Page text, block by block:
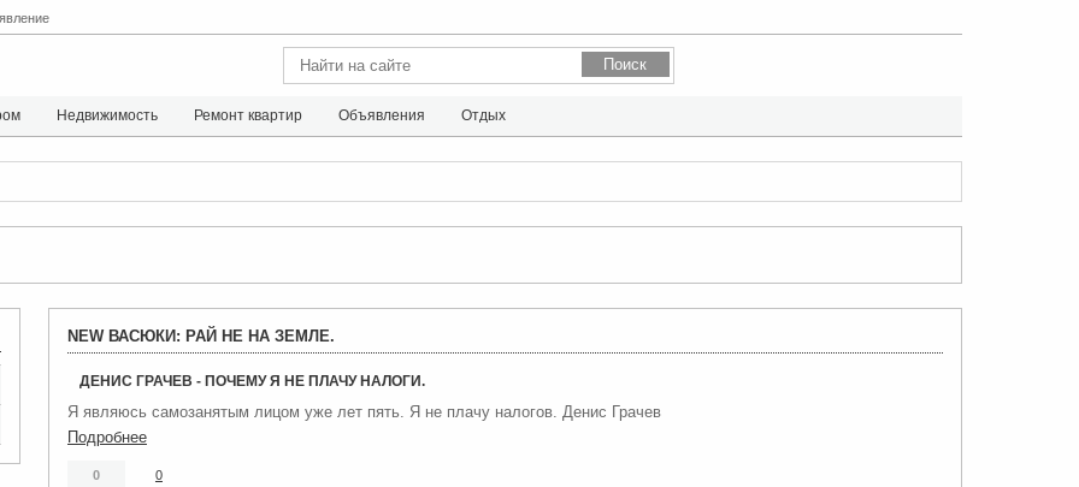
Недвижимость Ремонт квартир Объявления Отдых
NEW ВАСЮКИ: РАЙ НЕ НА ЗЕМЛЕ.
ДЕНИС ГРАЧЕВ - ПОЧЕМУ Я НЕ ПЛАЧУ НАЛОГИ.
Я являюсь самозанятым лицом уже лет пять. Я не плачу налогов. Денис Грачев
Подробнее
0 0